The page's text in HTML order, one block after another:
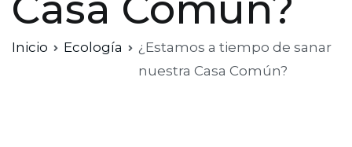
Inicio Ecología
¿Estamos a tiempo de sanar
nuestra Casa Común?